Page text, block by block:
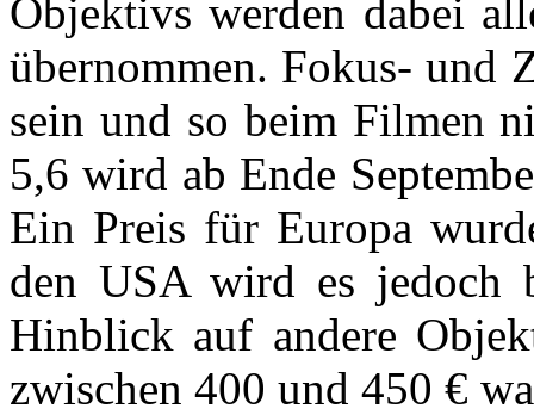
Objektivs werden dabei
übernommen. Fokus- und
sein und so beim Filmen
5,6 wird ab Ende
Ein Preis für Europa
den USA wird es jedoch
Hinblick auf andere
zwischen 400 und 450 €